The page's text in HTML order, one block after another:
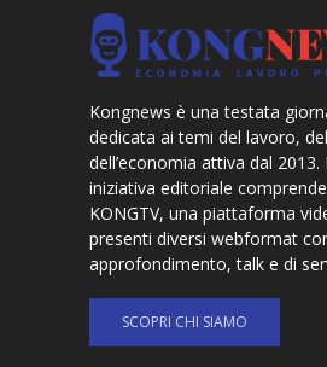
Kongnews è una testata
dedicata ai temi del lavoro,
dell’economia attiva dal 2013.
iniziativa editoriale
KONGTV, una piattaforma
presenti diversi webformat
approfondimento, talk e di
SCOPRI CHI SIAMO